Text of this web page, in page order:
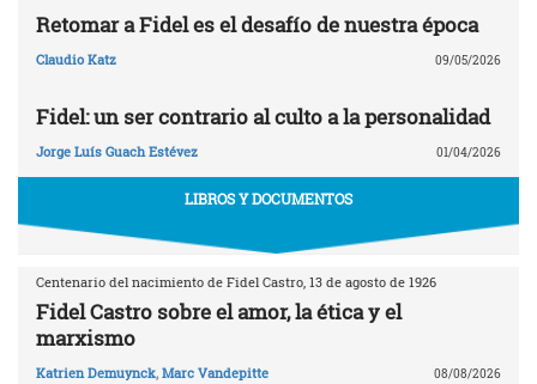
Retomar a Fidel es el desafío de nuestra época
Claudio Katz 09/05/2026
Fidel: un ser contrario al culto a la personalidad
Jorge Luís Guach Estévez 01/04/2026
LIBROS Y DOCUMENTOS
Centenario del nacimiento de Fidel Castro, 13 de agosto de 1926
Fidel Castro sobre el amor, la ética y el
marxismo
Katrien Demuynck, Marc Vandepitte 08/08/2026